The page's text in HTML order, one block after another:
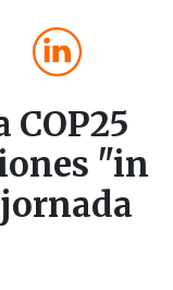
"in